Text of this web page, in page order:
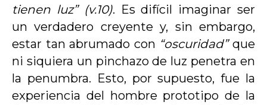
tienen luz” (v.10). Es difícil imaginar ser
un verdadero creyente y, sin embargo,
estar tan abrumado con “oscuridad”que
ni siquiera un pinchazo de luz penetra en
la penumbra. Esto, por supuesto, fue la
experiencia del hombre prototipo de la